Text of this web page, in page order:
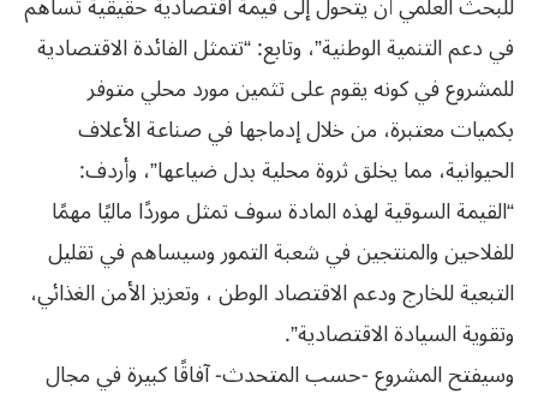
في دعم التنمية الوطنية”، وتابع: “تتمثل الفائدة الاقتصادية
للمشروع في كونه يقوم على تثمين مورد محلي متوفر
بكميات معتبرة، من خلال إدماجها في صناعة الأعلاف
الحيوانية، مما يخلق ثروة محلية بدل ضياعها”، وأردف:
“القيمة السوقية لهذه المادة سوف تمثل موردًا ماليًا مهمًا
للفلاحين والمنتجين في شعبة التمور وسيساهم في تقليل
التبعية للخارج ودعم الاقتصاد الوطن ، وتعزيز الأمن الغذائي،
وتقوية السيادة الاقتصادية”.
وسيفتح المشروع -حسب المتحدث- آفاقًا كبيرة في مجال